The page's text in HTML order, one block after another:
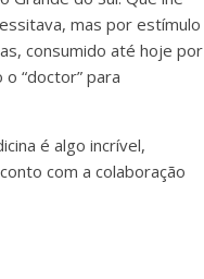
mas por estímulo
consumido até hoje por
“doctor” para
é algo incrível,
com a colaboração